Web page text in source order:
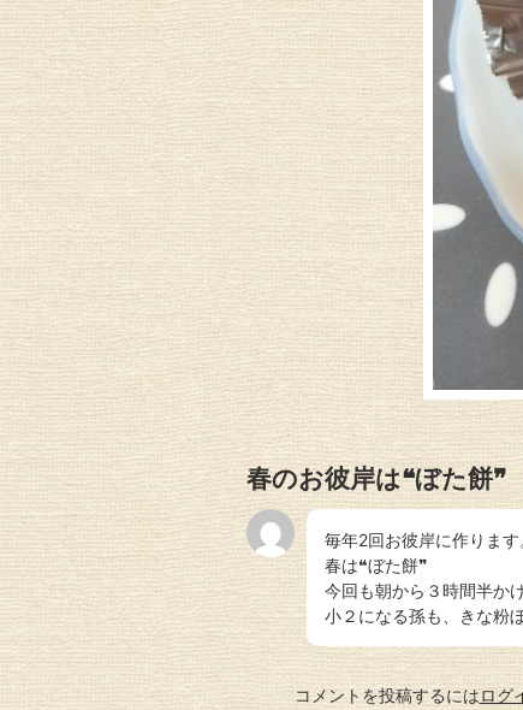
春のお彼岸は❝ぼた餅❞
毎年2回お彼岸に作ります
春は❝ぼた餅❞
今回も朝から３時間半か
小２になる孫も、きな粉
コメントを投稿するにはログ